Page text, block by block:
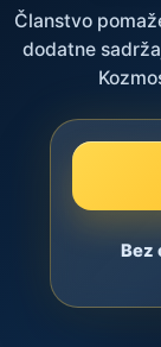
Članstvo
dodatne
Bez